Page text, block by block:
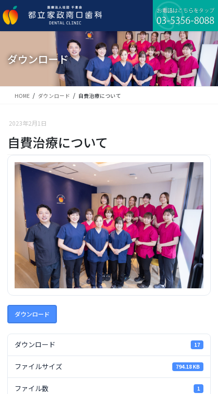
ン
テ
ビ
ゲ
移
ダウンロード
HOME ダウンロード 自費治療について
2023年2月1日
自費治療について
ダウンロード
ダウンロード 17
ファイルサイズ 794.18 KB
ファイル数 1